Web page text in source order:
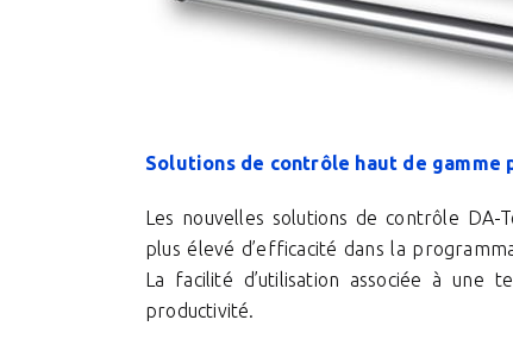
Solutions de contrôle haut de gamme
Les nouvelles solutions de contrôle
plus élevé d’efficacité dans la
La facilité d’utilisation associée à une
productivité.